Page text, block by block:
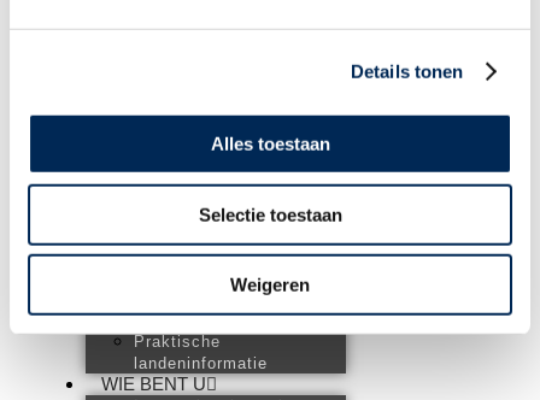
Details tonen
Alles toestaan
Selectie toestaan
Weigeren
buitenland
EXPERTISES
Personeel in het
buitenland
tewerkstelling
Internationaal
Ondernemen in Nederland
Praktische
landeninformatie
WIE BENT U